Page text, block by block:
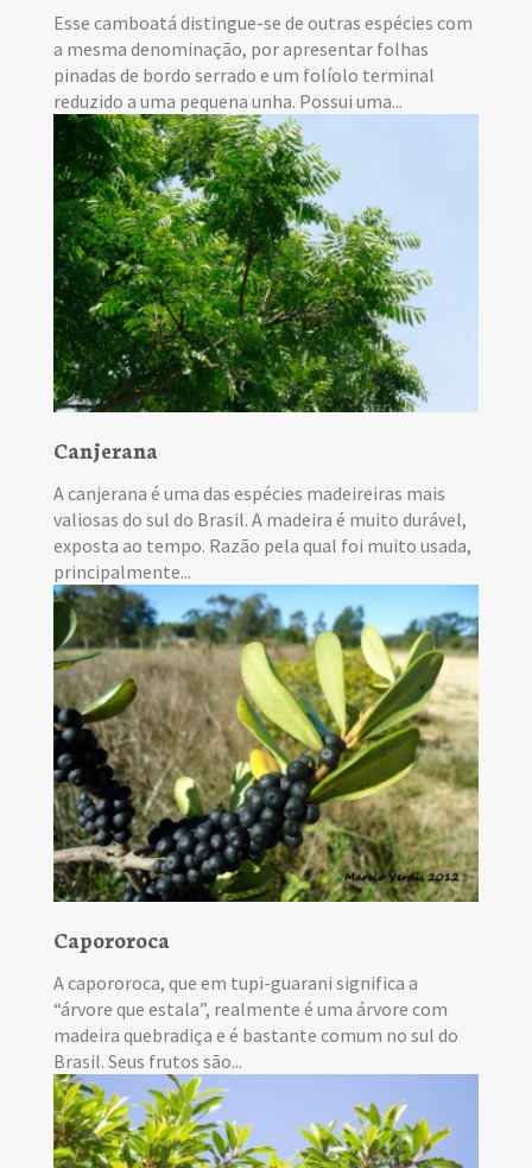
Esse camboatá distingue-se de outras espécies com
a mesma denominação, por apresentar folhas
pinadas de bordo serrado e um folíolo terminal
reduzido a uma pequena unha. Possui uma...
Canjerana
A canjerana é uma das espécies madeireiras mais
valiosas do sul do Brasil. A madeira é muito durável,
exposta ao tempo. Razão pela qual foi muito usada,
principalmente...
Capororoca
A capororoca, que em tupi-guarani significa a
“árvore que estala”, realmente é uma árvore com
madeira quebradiça e é bastante comum no sul do
Brasil. Seus frutos são...